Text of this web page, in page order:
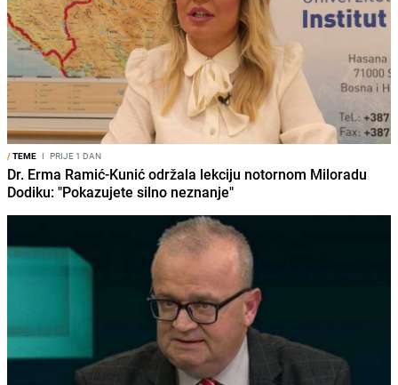
/TEME I PRIJE 1 DAN
Dr. Erma Ramić-Kunić održala lekciju notornom Miloradu
Dodiku: "Pokazujete silno neznanje"